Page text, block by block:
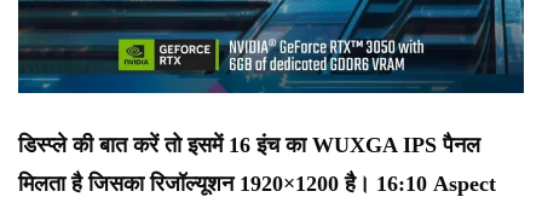
डिस्प्ले की बात करें तो इसमें 16 इंच का WUXGA IPS पैनल
मिलता है जिसका रिजॉल्यूशन 1920×1200 है। 16:10 Aspect